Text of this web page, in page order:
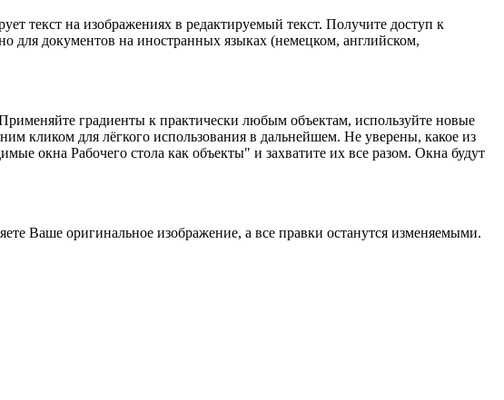
текст на изображениях в редактируемый текст. Получите доступ к
документов на иностранных языках (немецком, английском,
градиенты к практически любым объектам, используйте новые
кликом для лёгкого использования в дальнейшем. Не уверены, какое из
окна Рабочего стола как объекты" и захватите их все разом. Окна будут
Ваше оригинальное изображение, а все правки останутся изменяемыми.